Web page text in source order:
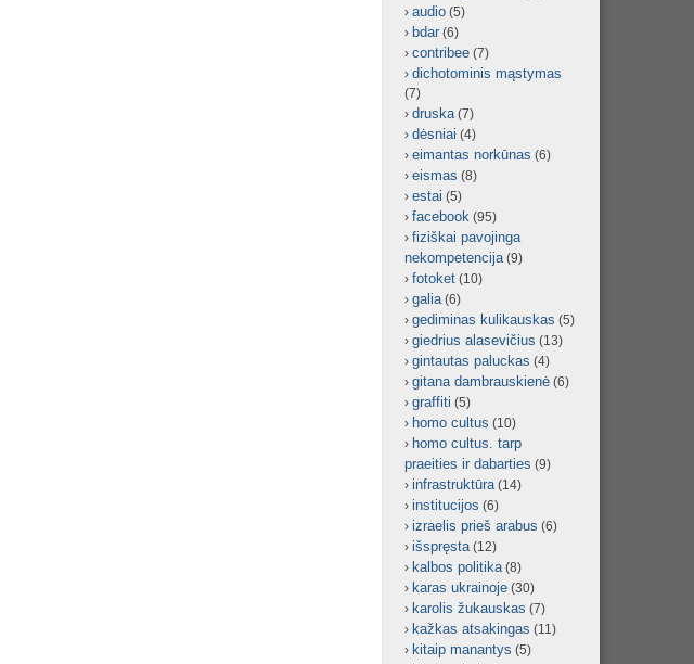
audio (5)
bdar (6)
contribee (7)
dichotominis mąstymas
(7)
druska(7)
dėsniai (4)
eimantas norkūnas (6)
eismas (8)
estai (5)
facebook (95)
fiziškai pavojinga
nekompetencija(9)
fotoket (10)
galia(6)
gediminas kulikauskas (5)
giedrius alasevičius (13)
gintautas paluckas (4)
gitana dambrauskienė (6)
graffiti (5)
homo cultus (10)
homo cultus. tarp
praeities ir dabarties (9)
infrastruktūra(14)
institucijos (6)
izraelis prieš arabus (6)
išspręsta(12)
kalbos politika(8)
karas ukrainoje (30)
karolis žukauskas (7)
kažkas atsakingas (11)
kitaip manantys (5)